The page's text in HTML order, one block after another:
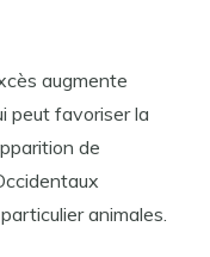
augmente
peut favoriser la
de
animales.